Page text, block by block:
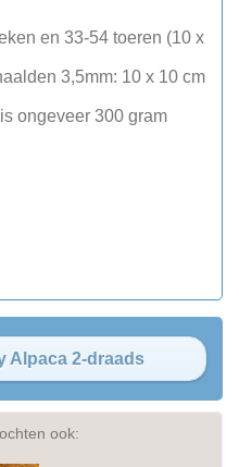
en 33-54 toeren (10 x
3,5mm: 10 x 10 cm
ongeveer 300 gram
Alpaca 2-draads
ook: